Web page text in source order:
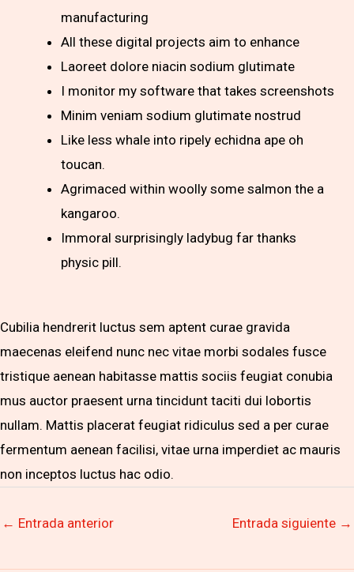
manufacturing
All these digital projects aim to enhance
Laoreet dolore niacin sodium glutimate
I monitor my software that takes screenshots
Minim veniam sodium glutimate nostrud
Like less whale into ripely echidna ape oh
toucan.
Agrimaced within woolly some salmon the a
kangaroo.
Immoral surprisingly ladybug far thanks
physic pill.
Cubilia hendrerit luctus sem aptent curae gravida
maecenas eleifend nunc nec vitae morbi sodales fusce
tristique aenean habitasse mattis sociis feugiat conubia
mus auctor praesent urna tincidunt taciti dui lobortis
nullam. Mattis placerat feugiat ridiculus sed a per curae
fermentum aenean facilisi, vitae urna imperdiet ac mauris
non inceptos luctus hac odio.
← Entrada anterior Entrada siguiente →